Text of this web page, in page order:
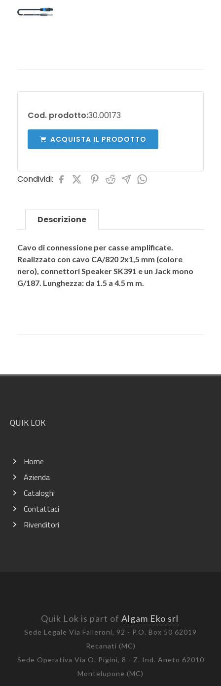
Cod. prodotto:30.00173
ACQUISTA IL PRODOTTO
Condividi:
Descrizione
Cavo di connessione per casse amplificate.
Realizzato con cavo CA/820 2x1,5 mm (colore
nero), connettori Speaker SK391 e un Jack mono
G/187. Lunghezza: da 1.5 a 4.5 m m.
QUIK LOK
Home
Azienda
Cataloghi
Contattaci
Rivenditori
Quik Lok is part of Algam Eko srl
Sede Legale Via Falleroni, 92 - P.O. Box 50 62019
Recanati (MC)
Sede Operativa Via O. Pigini, 8 - Z. Ind. Aneto 62010
Montelupone (MC)